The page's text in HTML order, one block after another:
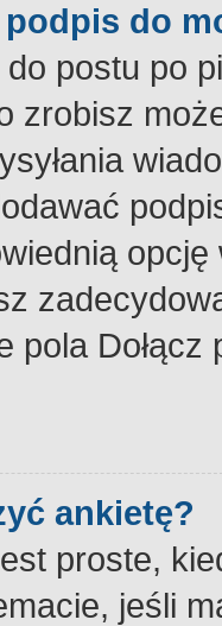
do
postu po
zrobisz
pola
ankietę?
proste,
jeśli